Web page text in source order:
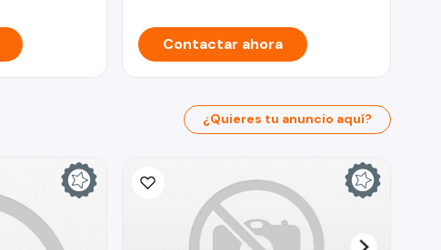
Contactar ahora
¿Quieres tu anuncio aquí?